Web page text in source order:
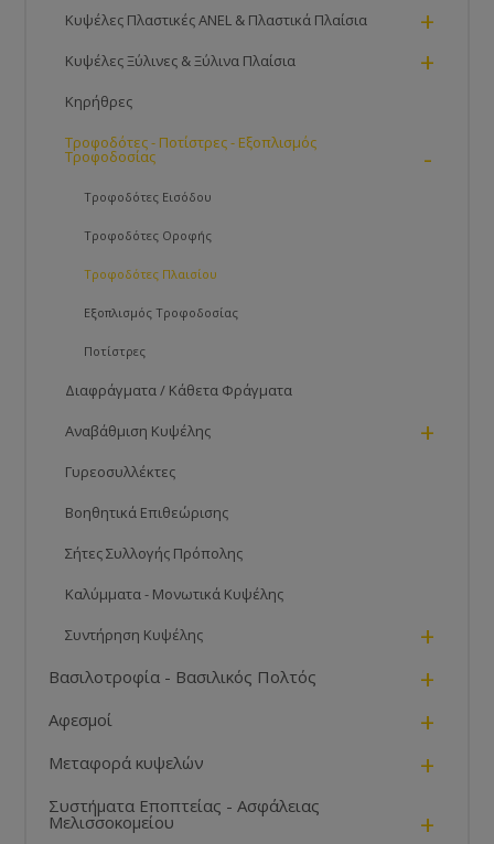
Κυψέλες Πλαστικές ANEL & Πλαστικά Πλαίσια +
Κυψέλες Ξύλινες & Ξύλινα Πλαίσια +
Κηρήθρες
Τροφοδότες - Ποτίστρες - Εξοπλισμός
Τροφοδοσίας -
Τροφοδότες Εισόδου
Τροφοδότες Οροφής
Τροφοδότες Πλαισίου
Εξοπλισμός Τροφοδοσίας
Ποτίστρες
Διαφράγματα / Κάθετα Φράγματα
Αναβάθμιση Κυψέλης +
Γυρεοσυλλέκτες
Βοηθητικά Επιθεώρισης
Σήτες Συλλογής Πρόπολης
Καλύμματα - Μονωτικά Κυψέλης
Συντήρηση Κυψέλης +
Βασιλοτροφία - Βασιλικός Πολτός +
Αφεσμοί +
Μεταφορά κυψελών +
Συστήματα Εποπτείας - Ασφάλειας
Μελισσοκομείου +